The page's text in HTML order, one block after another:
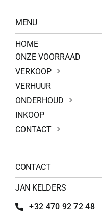
MENU
HOME
ONZE VOORRAAD
VERKOOP
VERHUUR
ONDERHOUD
INKOOP
CONTACT
CONTACT
JAN KELDERS
+32 470 92 72 48